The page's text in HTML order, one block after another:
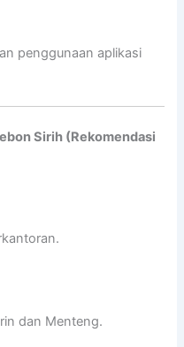
penggunaan aplikasi
Sirih (Rekomendasi
dan Menteng.